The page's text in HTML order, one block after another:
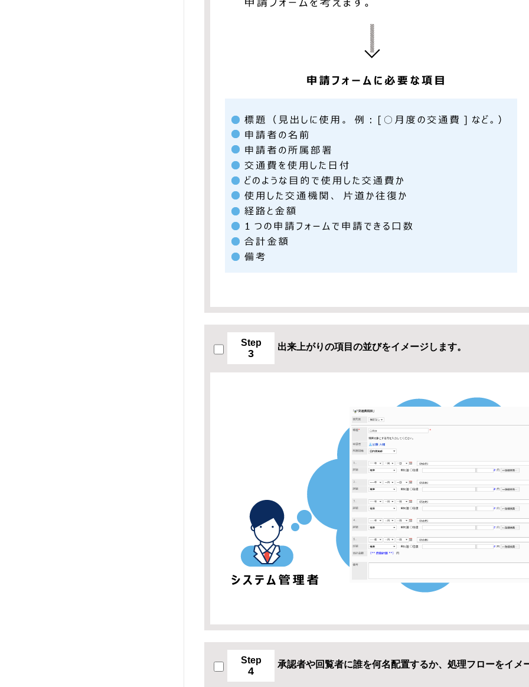
Step
3
出来上がりの項目の並びをイメージします。
Step
4
承認者や回覧者に誰を何名配置するか、処理フローをイメ